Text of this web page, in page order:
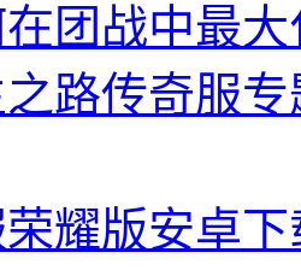
团战中最
路传奇服
耀版安卓